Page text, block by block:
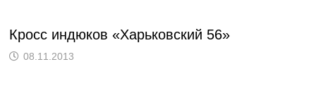
Кросс индюков «Харьковский 56»
08.11.2013